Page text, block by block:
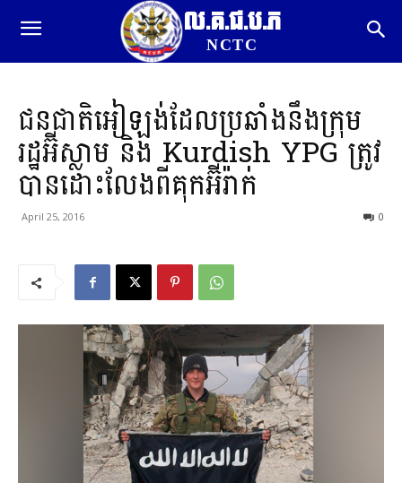
ល.គ.ជ.ប.ភ
NCTC
ជនជាតិអៀឡង់ដែលប្រឆាំងនឹងក្រុម
រដ្ឋអ៊ីស្លាម និង Kurdish YPG ត្រូវ
បានដោះលែងពីគុកអ៊ីរ៉ាក់
April 25, 2016 0